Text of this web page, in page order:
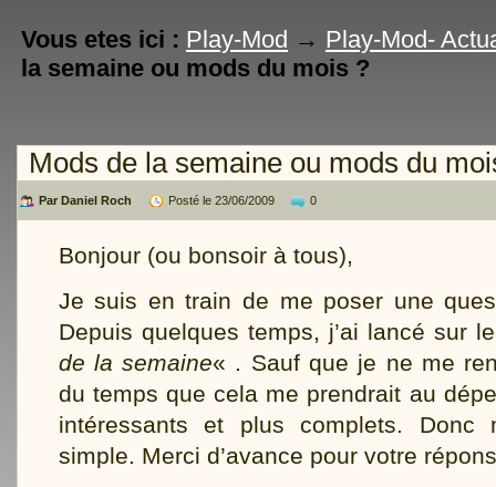
Vous etes ici : Play-Mod → Play-Mod-
la semaine ou mods du mois ?
Mods de la semaine ou mods du
Par Daniel Roch Posté le 23/06/2009 0
Bonjour (ou bonsoir à tous),
Je suis en train de me poser une
Depuis quelques temps, j’ai lancé sur
de la semaine« . Sauf que je ne me
du temps que cela me prendrait au
intéressants et plus complets. Donc
simple. Merci d’avance pour votre